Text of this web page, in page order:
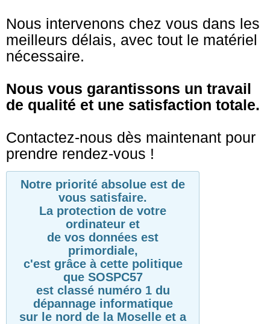
Nous intervenons chez vous dans les
meilleurs délais, avec tout le matériel
nécessaire.
Nous vous garantissons un travail
de qualité et une satisfaction totale.
Contactez-nous dès maintenant pour
prendre rendez-vous !
Notre priorité absolue est de
vous satisfaire.
La protection de votre
ordinateur et
de vos données est
primordiale,
c'est grâce à cette politique
que SOSPC57
est classé numéro 1 du
dépannage informatique
sur le nord de la Moselle et a